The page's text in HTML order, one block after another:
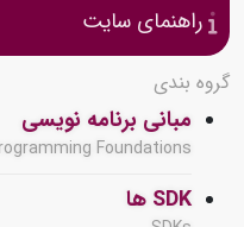
راهنمای سایت
گروه بندی
مبانی برنامه نویسی
Programming Foundations
SDK ها